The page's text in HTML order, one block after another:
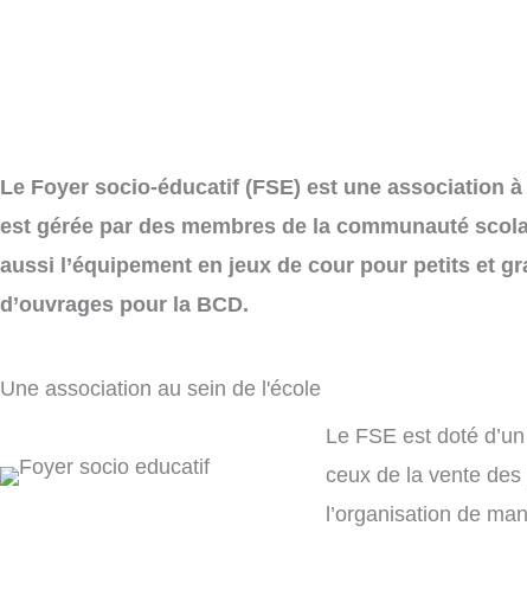
Le Foyer socio-éducatif (FSE) est une association
est gérée par des membres de la communauté
aussi l’équipement en jeux de cour pour petits et
d’ouvrages pour la BCD.
Une association au sein de l'école
Le FSE est doté
ceux de la vente
l’organisation de